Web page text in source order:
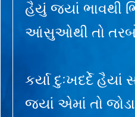
હૈયું જ્યાં ભાવથી
આંસુઓથી તો
કર્યા દુઃખદર્દે હૈયાં
જ્યાં એમાં તો